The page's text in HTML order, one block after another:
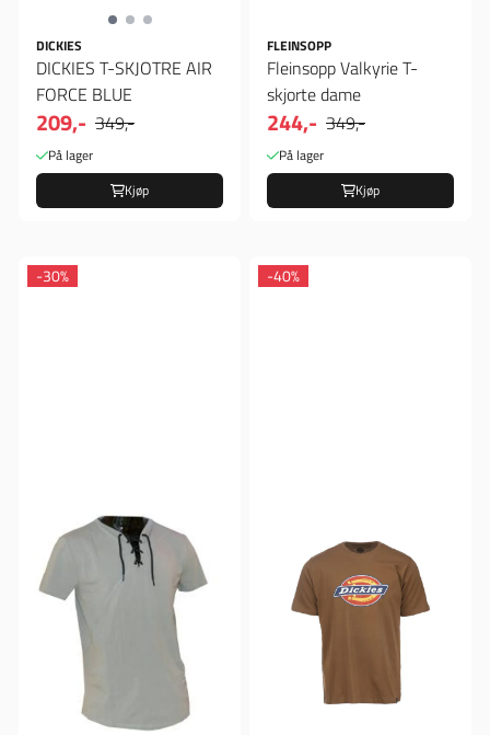
DICKIES
DICKIES T-SKJOTRE AIR
FORCE BLUE
209,- 349,-
På lager
Kjøp
FLEINSOPP
Fleinsopp Valkyrie T-
skjorte dame
244,- 349,-
På lager
Kjøp
-30% -40%